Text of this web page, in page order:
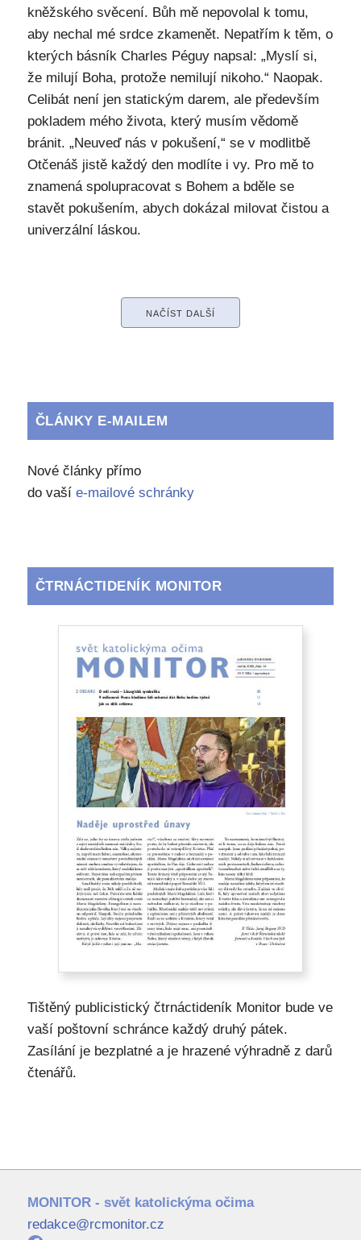
kněžského svěcení. Bůh mě nepovolal k tomu,
aby nechal mé srdce zkamenět. Nepatřím k těm, o
kterých básník Charles Péguy napsal: „Myslí si,
že milují Boha, protože nemilují nikoho.“ Naopak.
Celibát není jen statickým darem, ale především
pokladem mého života, který musím vědomě
bránit. „Neuveď nás v pokušení,“ se v modlitbě
Otčenáš jistě každý den modlíte i vy. Pro mě to
znamená spolupracovat s Bohem a bděle se
stavět pokušením, abych dokázal milovat čistou a
univerzální láskou.
NAČÍST DALŠÍ
ČLÁNKY E-MAILEM
Nové články přímo
do vaší e-mailové schránky
ČTRNÁCTIDENÍK MONITOR
Tištěný publicistický čtrnáctideník Monitor bude ve
vaší poštovní schránce každý druhý pátek.
Zasílání je bezplatné a je hrazené výhradně z darů
čtenářů.
MONITOR - svět katolickýma očima
redakce@rcmonitor.cz